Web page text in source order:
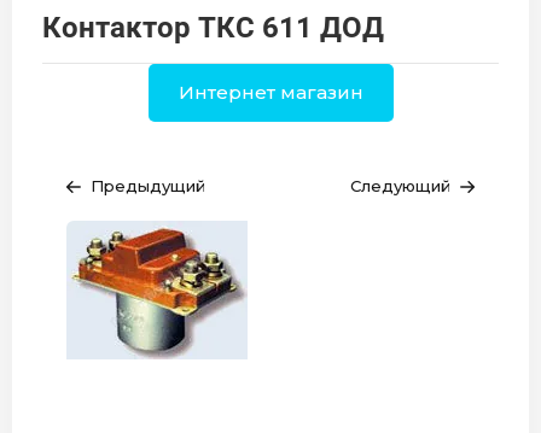
Контактор ТКС 611 ДОД
Интернет магазин
Предыдущий Следующий